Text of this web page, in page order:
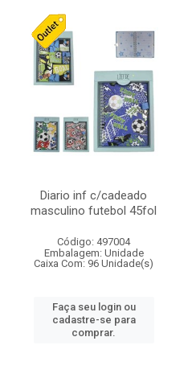
Diario inf c/cadeado
masculino futebol 45fol
Código: 497004
Embalagem: Unidade
Caixa Com: 96 Unidade(s)
Faça seu login ou
cadastre-se para
comprar.